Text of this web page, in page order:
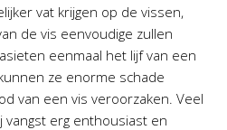
vat krijgen op de vissen,
de vis eenvoudige zullen
eenmaal het lijf van een
ze enorme schade
van een vis veroorzaken. Veel
vangst erg enthousiast en